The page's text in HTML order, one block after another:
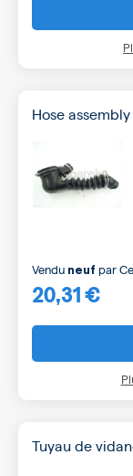
Hose assembly
20,31 €
Vendu neuf par
Tuyau de